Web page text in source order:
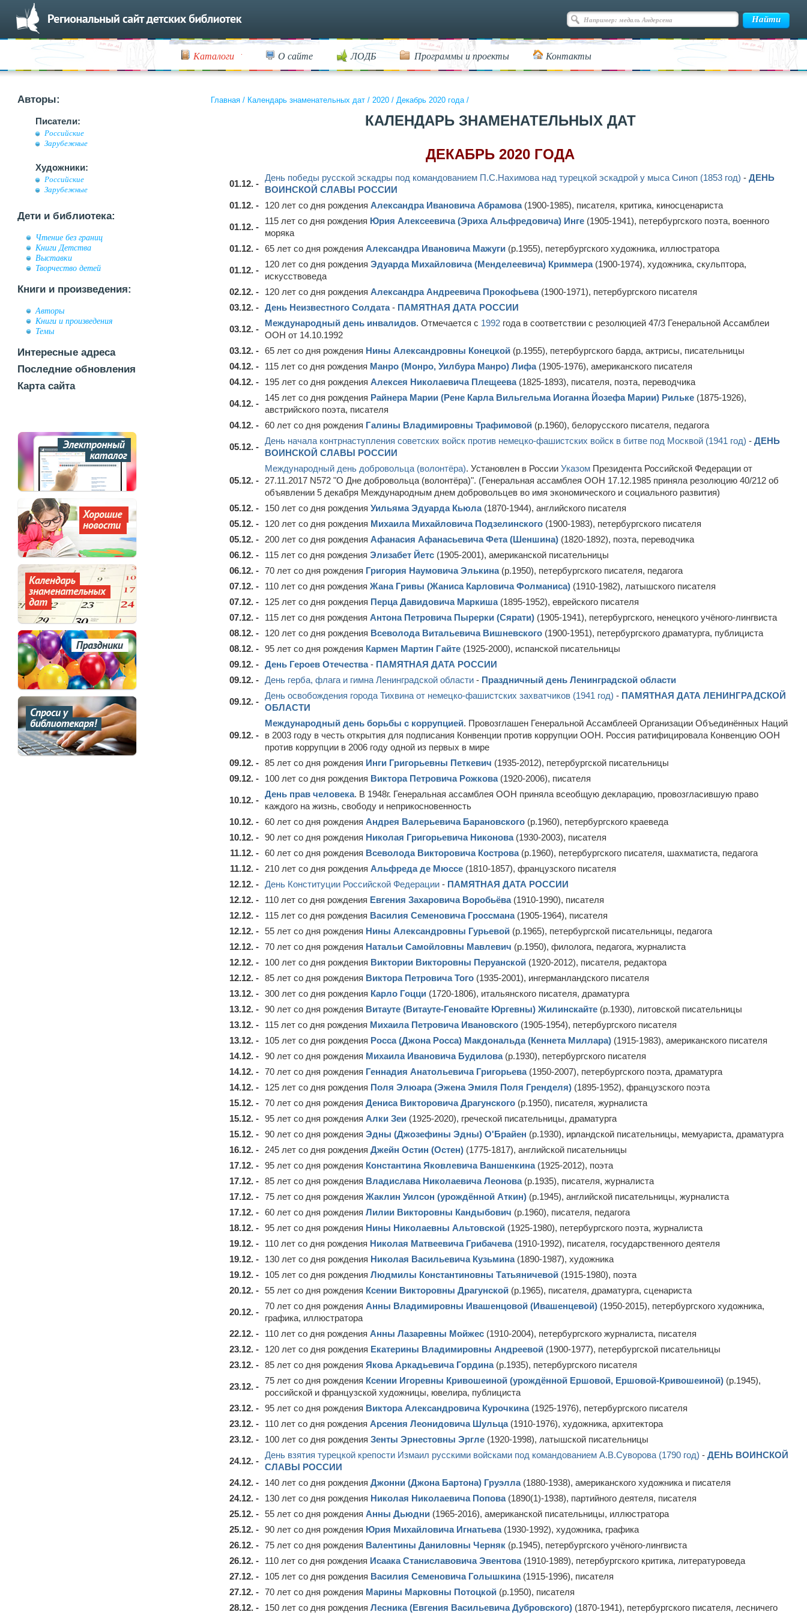
Каталоги О сайте ЛОДБ Программы и проекты Контакты
Авторы:
Писатели:
Российские
Зарубежные
Художники:
Российские
Зарубежные
Дети и библиотека:
Чтение без границ
Книги Детства
Выставки
Творчество детей
Книги и произведения:
Авторы
Книги и произведения
Темы
Интересные адреса
Последние обновления
Карта сайта
Главная / Календарь знаменательных дат / 2020 / Декабрь 2020 года/
КАЛЕНДАРЬ ЗНАМЕНАТЕЛЬНЫХ ДАТ
ДЕКАБРЬ 2020 ГОДА
01.12. -
День победы русской эскадры под командованием П.С.Нахимова над турецкой эскадрой у мыса Синоп (1853 год) - ДЕНЬ
ВОИНСКОЙ СЛАВЫ РОССИИ
01.12. -
120 лет со дня рождения Александра Ивановича Абрамова(1900-1985), писателя, критика, киносценариста
01.12. -
115 лет со дня рождения Юрия Алексеевича (Эриха Альфредовича) Инге (1905-1941), петербургского поэта, военного
моряка
01.12. - 65 лет со дня рождения Александра Ивановича Мажуги (р.1955), петербургского художника, иллюстратора
01.12. -
120 лет со дня рождения Эдуарда Михайловича (Менделеевича) Криммера(1900-1974), художника, скульптора,
искусствоведа
02.12. -
120 лет со дня рождения Александра Андреевича Прокофьева(1900-1971), петербургского писателя
03.12. - День Неизвестного Солдата- ПАМЯТНАЯ ДАТА РОССИИ
03.12. -
Международный день инвалидов. Отмечается с 1992 года в соответствии с резолюцией 47/3 Генеральной Ассамблеи
ООН от 14.10.1992
03.12. - 65 лет со дня рождения Нины Александровны Конецкой (р.1955), петербургского барда, актрисы, писательницы
04.12. -
115 лет со дня рождения Манро (Монро, Уилбура Манро) Лифа(1905-1976), американского писателя
04.12. -
195 лет со дня рождения Алексея Николаевича Плещеева(1825-1893), писателя, поэта, переводчика
04.12. -
145 лет со дня рождения Райнера Марии (Рене Карла Вильгельма Иоганна Йозефа Марии) Рильке (1875-1926),
австрийского поэта, писателя
04.12. - 60 лет со дня рождения Галины Владимировны Трафимовой (р.1960), белорусского писателя, педагога
05.12. -
День начала контрнаступления советских войск против немецко-фашистских войск в битве под Москвой (1941 год) - ДЕНЬ
ВОИНСКОЙ СЛАВЫ РОССИИ
05.12. -
Международный день добровольца (волонтёра). Установлен в России Указом Президента Российской Федерации от
27.11.2017 N572 "О Дне добровольца (волонтёра)". (Генеральная ассамблея ООН 17.12.1985 приняла резолюцию 40/212 об
объявлении 5 декабря Международным днем добровольцев во имя экономического и социального развития)
05.12. -
150 лет со дня рождения Уильяма Эдуарда Кьюла(1870-1944), английского писателя
05.12. -
120 лет со дня рождения Михаила Михайловича Подзелинского (1900-1983), петербургского писателя
05.12. -
200 лет со дня рождения Афанасия Афанасьевича Фета (Шеншина) (1820-1892), поэта, переводчика
06.12. -
115 лет со дня рождения Элизабет Йетс (1905-2001), американской писательницы
06.12. - 70 лет со дня рождения Григория Наумовича Элькина(р.1950), петербургского писателя, педагога
07.12. -
110 лет со дня рождения Жана Гривы (Жаниса Карловича Фолманиса) (1910-1982), латышского писателя
07.12. -
125 лет со дня рождения Перца Давидовича Маркиша(1895-1952), еврейского писателя
07.12. -
115 лет со дня рождения Антона Петровича Пырерки (Сярати) (1905-1941), петербургского, ненецкого учёного-лингвиста
08.12. -
120 лет со дня рождения Всеволода Витальевича Вишневского (1900-1951), петербургского драматурга, публициста
08.12. - 95 лет со дня рождения Кармен Мартин Гайте (1925-2000), испанской писательницы
09.12. - День Героев Отечества- ПАМЯТНАЯ ДАТА РОССИИ
09.12. - День герба, флага и гимна Ленинградской области - Праздничный день Ленинградской области
09.12. -
День освобождения города Тихвина от немецко-фашистских захватчиков (1941 год) - ПАМЯТНАЯ ДАТА ЛЕНИНГРАДСКОЙ
ОБЛАСТИ
09.12. -
Международный день борьбы с коррупцией. Провозглашен Генеральной Ассамблеей Организации Объединённых Наций
в 2003 году в честь открытия для подписания Конвенции против коррупции ООН. Россия ратифицировала Конвенцию ООН
против коррупции в 2006 году одной из первых в мире
09.12. - 85 лет со дня рождения Инги Григорьевны Петкевич (1935-2012), петербургской писательницы
09.12. -
100 лет со дня рождения Виктора Петровича Рожкова(1920-2006), писателя
10.12. -
День прав человека. В 1948г. Генеральная ассамблея ООН приняла всеобщую декларацию, провозгласившую право
каждого на жизнь, свободу и неприкосновенность
10.12. - 60 лет со дня рождения Андрея Валерьевича Барановского (р.1960), петербургского краеведа
10.12. - 90 лет со дня рождения Николая Григорьевича Никонова(1930-2003), писателя
11.12. - 60 лет со дня рождения Всеволода Викторовича Кострова(р.1960), петербургского писателя, шахматиста, педагога
11.12. -
210 лет со дня рождения Альфреда де Мюссе (1810-1857), французского писателя
12.12. - День Конституции Российской Федерации - ПАМЯТНАЯ ДАТА РОССИИ
12.12. -
110 лет со дня рождения Евгения Захаровича Воробьёва(1910-1990), писателя
12.12. -
115 лет со дня рождения Василия Семеновича Гроссмана(1905-1964), писателя
12.12. - 55 лет со дня рождения Нины Александровны Гурьевой (р.1965), петербургской писательницы, педагога
12.12. - 70 лет со дня рождения Натальи Самойловны Мавлевич (р.1950), филолога, педагога, журналиста
12.12. -
100 лет со дня рождения Виктории Викторовны Перуанской (1920-2012), писателя, редактора
12.12. - 85 лет со дня рождения Виктора Петровича Того (1935-2001), ингерманландского писателя
13.12. - 300 лет со дня рождения Карло Гоцци (1720-1806), итальянского писателя, драматурга
13.12. - 90 лет со дня рождения Витауте (Витауте-Геновайте Юргевны) Жилинскайте (р.1930), литовской писательницы
13.12. -
115 лет со дня рождения Михаила Петровича Ивановского (1905-1954), петербургского писателя
13.12. -
105 лет со дня рождения Росса (Джона Росса) Макдональда (Кеннета Миллара) (1915-1983), американского писателя
14.12. - 90 лет со дня рождения Михаила Ивановича Будилова(р.1930), петербургского писателя
14.12. - 70 лет со дня рождения Геннадия Анатольевича Григорьева(1950-2007), петербургского поэта, драматурга
14.12. -
125 лет со дня рождения Поля Элюара (Эжена Эмиля Поля Гренделя) (1895-1952), французского поэта
15.12. - 70 лет со дня рождения Дениса Викторовича Драгунского (р.1950), писателя, журналиста
15.12. - 95 лет со дня рождения Алки Зеи (1925-2020), греческой писательницы, драматурга
15.12. - 90 лет со дня рождения Эдны (Джозефины Эдны) О'Брайен (р.1930), ирландской писательницы, мемуариста, драматурга
16.12. -
245 лет со дня рождения Джейн Остин (Остен) (1775-1817), английской писательницы
17.12. - 95 лет со дня рождения Константина Яковлевича Ваншенкина(1925-2012), поэта
17.12. - 85 лет со дня рождения Владислава Николаевича Леонова(р.1935), писателя, журналиста
17.12. - 75 лет со дня рождения Жаклин Уилсон (урождённой Аткин) (р.1945), английской писательницы, журналиста
17.12. - 60 лет со дня рождения Лилии Викторовны Кандыбович (р.1960), писателя, педагога
18.12. - 95 лет со дня рождения Нины Николаевны Альтовской (1925-1980), петербургского поэта, журналиста
19.12. -
110 лет со дня рождения Николая Матвеевича Грибачева(1910-1992), писателя, государственного деятеля
19.12. -
130 лет со дня рождения Николая Васильевича Кузьмина(1890-1987), художника
19.12. -
105 лет со дня рождения Людмилы Константиновны Татьяничевой (1915-1980), поэта
20.12. - 55 лет со дня рождения Ксении Викторовны Драгунской (р.1965), писателя, драматурга, сценариста
20.12. -
70 лет со дня рождения Анны Владимировны Ивашенцовой (Ивашенцевой) (1950-2015), петербургского художника,
графика, иллюстратора
22.12. -
110 лет со дня рождения Анны Лазаревны Мойжес (1910-2004), петербургского журналиста, писателя
23.12. -
120 лет со дня рождения Екатерины Владимировны Андреевой (1900-1977), петербургской писательницы
23.12. - 85 лет со дня рождения Якова Аркадьевича Гордина(р.1935), петербургского писателя
23.12. -
75 лет со дня рождения Ксении Игоревны Кривошеиной (урождённой Ершовой, Ершовой-Кривошеиной) (р.1945),
российской и французской художницы, ювелира, публициста
23.12. - 95 лет со дня рождения Виктора Александровича Курочкина(1925-1976), петербургского писателя
23.12. -
110 лет со дня рождения Арсения Леонидовича Шульца(1910-1976), художника, архитектора
23.12. -
100 лет со дня рождения Зенты Эрнестовны Эргле (1920-1998), латышской писательницы
24.12. -
День взятия турецкой крепости Измаил русскими войсками под командованием А.В.Суворова (1790 год) - ДЕНЬ ВОИНСКОЙ
СЛАВЫ РОССИИ
24.12. -
140 лет со дня рождения Джонни (Джона Бартона) Груэлла(1880-1938), американского художника и писателя
24.12. -
130 лет со дня рождения Николая Николаевича Попова(1890(1)-1938), партийного деятеля, писателя
25.12. - 55 лет со дня рождения Анны Дьюдни (1965-2016), американской писательницы, иллюстратора
25.12. - 90 лет со дня рождения Юрия Михайловича Игнатьева(1930-1992), художника, графика
26.12. - 75 лет со дня рождения Валентины Даниловны Черняк (р.1945), петербургского учёного-лингвиста
26.12. -
110 лет со дня рождения Исаака Станиславовича Эвентова(1910-1989), петербургского критика, литературоведа
27.12. -
105 лет со дня рождения Василия Семеновича Голышкина(1915-1996), писателя
27.12. - 70 лет со дня рождения Марины Марковны Потоцкой (р.1950), писателя
28.12. -
150 лет со дня рождения Лесника (Евгения Васильевича Дубровского) (1870-1941), петербургского писателя, лесничего